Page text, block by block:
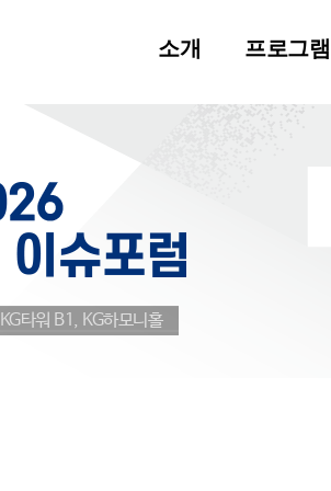
소개 프로그램
KG타워 B1, KG하모니홀